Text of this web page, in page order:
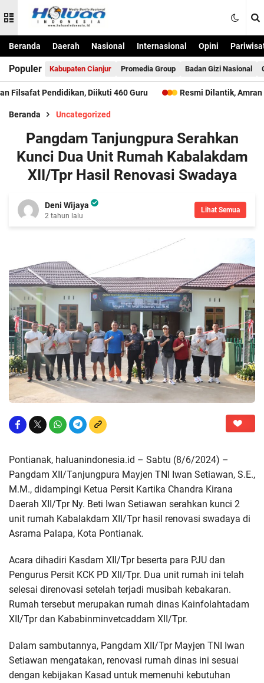
Beranda Daerah Nasional Internasional Opini
Populer Kabupaten Cianjur Promedia Group Badan Gizi Nasional
Pendidikan, Diikuti 460 Guru Resmi Dilantik, Amran Tambi
Beranda Uncategorized
Pangdam Tanjungpura Serahkan
Kunci Dua Unit Rumah Kabalakdam
XII/Tpr Hasil Renovasi Swadaya
Deni Wijaya
2 tahun lalu
Lihat Semua
Pontianak, haluanindonesia.id – Sabtu (8/6/2024) –
Pangdam XII/Tanjungpura Mayjen TNI Iwan Setiawan, S.E.,
M.M., didampingi Ketua Persit Kartika Chandra Kirana
Daerah XII/Tpr Ny. Beti Iwan Setiawan serahkan kunci 2
unit rumah Kabalakdam XII/Tpr hasil renovasi swadaya di
Asrama Palapa, Kota Pontianak.
Acara dihadiri Kasdam XII/Tpr beserta para PJU dan
Pengurus Persit KCK PD XII/Tpr. Dua unit rumah ini telah
selesai direnovasi setelah terjadi musibah kebakaran.
Rumah tersebut merupakan rumah dinas Kainfolahtadam
XII/Tpr dan Kababinminvetcaddam XII/Tpr.
Dalam sambutannya, Pangdam XII/Tpr Mayjen TNI Iwan
Setiawan mengatakan, renovasi rumah dinas ini sesuai
dengan kebijakan Kasad untuk memenuhi kebutuhan